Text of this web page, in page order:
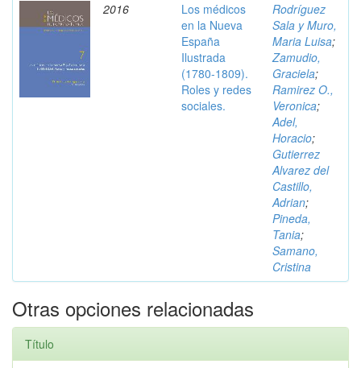
2016
Los médicos
en la Nueva
España
Ilustrada
(1780-1809).
Roles y redes
sociales.
Rodríguez
Sala y Muro,
Maria Luisa;
Zamudio,
Graciela;
Ramirez O.,
Veronica;
Adel,
Horacio;
Gutierrez
Alvarez del
Castillo,
Adrian;
Pineda,
Tania;
Samano,
Cristina
Otras opciones relacionadas
Título